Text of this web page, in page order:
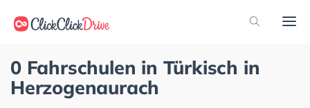
0 Fahrschulen in Türkisch in
Herzogenaurach